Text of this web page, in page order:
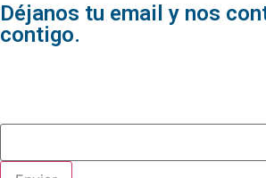
Déjanos tu email y nos
contigo.